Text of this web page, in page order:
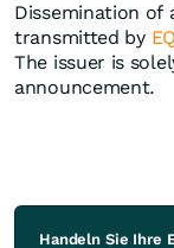
Dissemination of
transmitted by
The issuer is
announcement.
Handeln Sie Ihre